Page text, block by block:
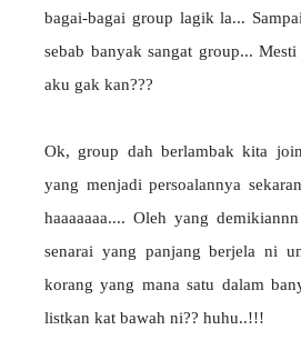
bagai-bagai group lagik la...
sebab banyak sangat group...
aku gak kan???
Ok, group dah berlambak kita
yang menjadi persoalannya
haaaaaaa.... Oleh yang
senarai yang panjang berjela ni
korang yang mana satu dalam
listkan kat bawah ni?? huhu..!!!